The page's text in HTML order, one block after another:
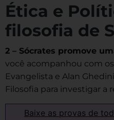
Ética e
filosofia de
2 – Sócrates promove
você acompanhou com
Evangelista e Alan
Filosofia para investigar a
Baixe as provas de